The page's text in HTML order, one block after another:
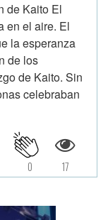
de Kaito El
en el aire. El
la esperanza
de los
de Kaito. Sin
celebraban
17
0